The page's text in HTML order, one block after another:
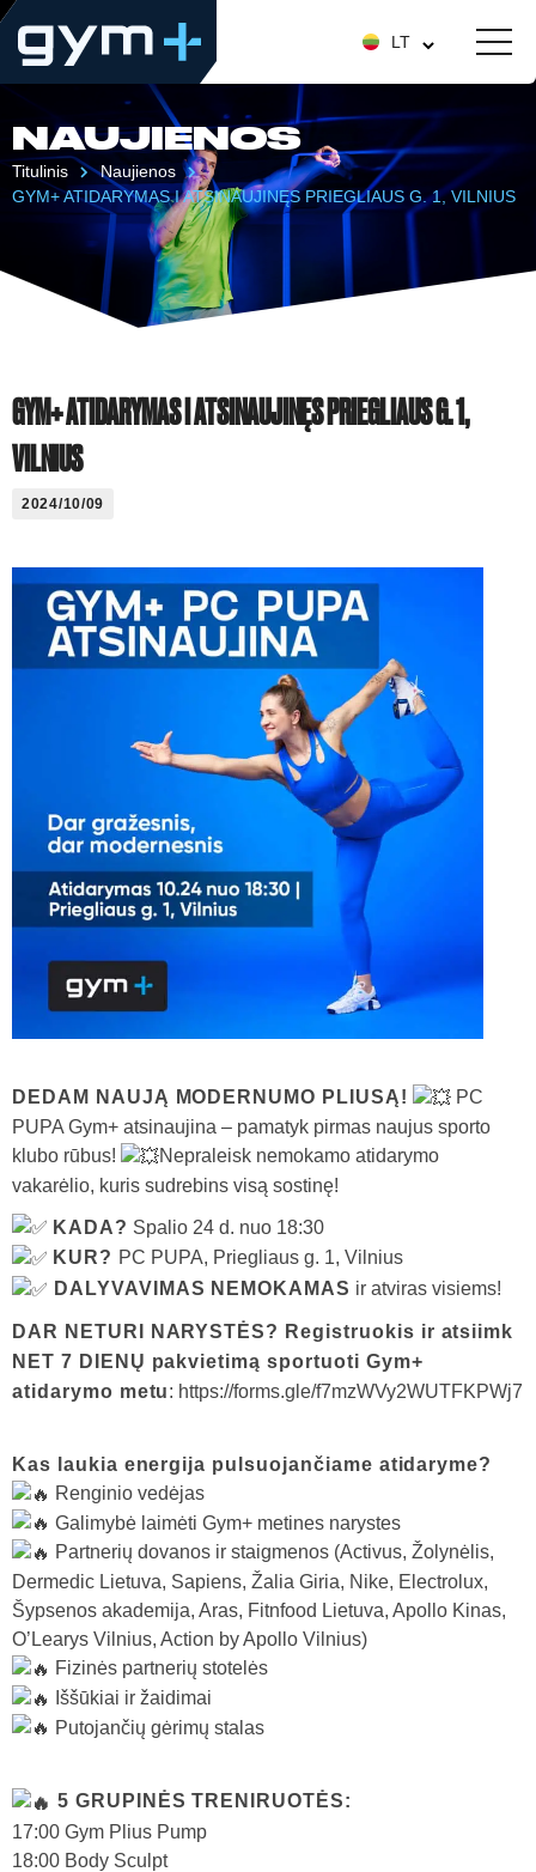
LT
NAUJIENOS
Titulinis
Naujienos
GYM+ ATIDARYMAS I ATSINAUJINĘS PRIEGLIAUS G. 1, VILNIUS
GYM+ ATIDARYMAS I ATSINAUJINĘS PRIEGLIAUS G. 1,
VILNIUS
2024/10/09
DEDAM NAUJĄ MODERNUMO PLIUSĄ!
PC
PUPA Gym+ atsinaujina – pamatyk pirmas naujus sporto
klubo rūbus!
Nepraleisk nemokamo atidarymo
vakarėlio, kuris sudrebins visą sostinę!
KADA? Spalio 24 d. nuo 18:30
KUR? PC PUPA, Priegliaus g. 1, Vilnius
DALYVAVIMAS NEMOKAMAS ir atviras visiems!
DAR NETURI NARYSTĖS? Registruokis ir atsiimk
NET 7 DIENŲ pakvietimą sportuoti Gym+
atidarymo metu: https://forms.gle/f7mzWVy2WUTFKPWj7
Kas laukia energija pulsuojančiame atidaryme?
Renginio vedėjas
Galimybė laimėti Gym+ metines narystes
Partnerių dovanos ir staigmenos (Activus, Žolynėlis,
Dermedic Lietuva, Sapiens, Žalia Giria, Nike, Electrolux,
Šypsenos akademija, Aras, Fitnfood Lietuva, Apollo Kinas,
O’Learys Vilnius, Action by Apollo Vilnius)
Fizinės partnerių stotelės
Iššūkiai ir žaidimai
Putojančių gėrimų stalas
5 GRUPINĖS TRENIRUOTĖS:
17:00 Gym Plius Pump
18:00 Body Sculpt